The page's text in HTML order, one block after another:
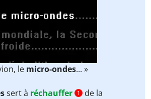
le micro-ondes... »
sert à réchauffer 1
de la